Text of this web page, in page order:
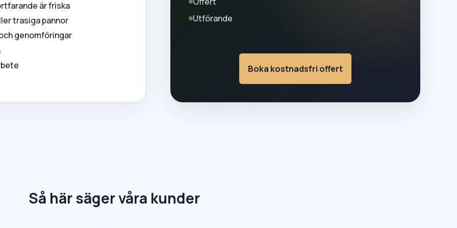
är friska
trasiga pannor
genomföringar
Utförande
Boka kostnadsfri offert
Så här säger våra kunder